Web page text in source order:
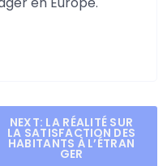
NEXT: LA RÉALITÉ SUR
LA SATISFACTION DES
HABITANTS À L’ÉTRAN
GER